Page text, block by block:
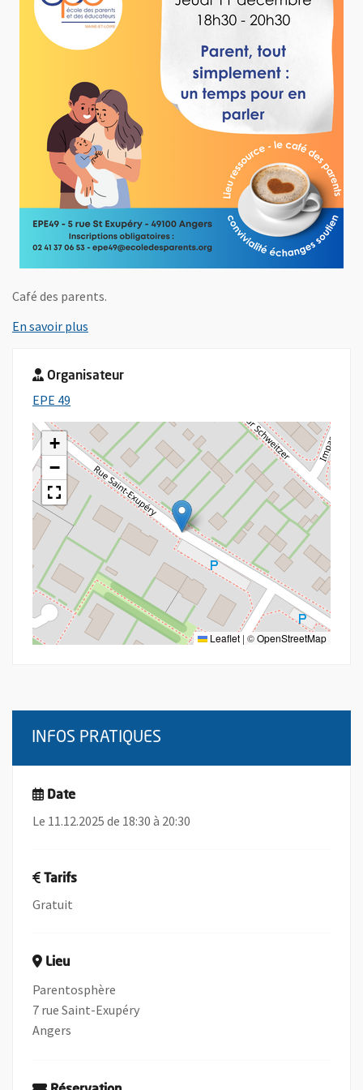
Café des parents.
En savoir plus
Organisateur
EPE 49
+
−
Leaflet | ©OpenStreetMap
INFOS PRATIQUES
Date
Le 11.12.2025 de 18:30 à 20:30
Tarifs
Gratuit
Lieu
Parentosphère
7 rue Saint-Exupéry
Angers